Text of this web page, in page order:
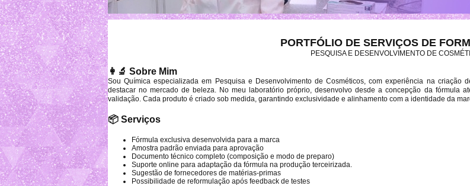
PORTFÓLIO DE SERVIÇOS DE
PESQUISA E DESENVOLVIMENTO DE
👩‍🔬 Sobre Mim
Sou Química especializada em Pesquisa e Desenvolvimento de Cosméticos, com experiência na criação
destacar no mercado de beleza. No meu laboratório próprio, desenvolvo desde a concepção da fórmula
validação. Cada produto é criado sob medida, garantindo exclusividade e alinhamento com a identidade da
📦 Serviços
Fórmula exclusiva desenvolvida para a marca
Amostra padrão enviada para aprovação
Documento técnico completo (composição e modo de preparo)
Suporte online para adaptação da fórmula na produção terceirizada.
Sugestão de fornecedores de matérias-primas
Possibilidade de reformulação após feedback de testes